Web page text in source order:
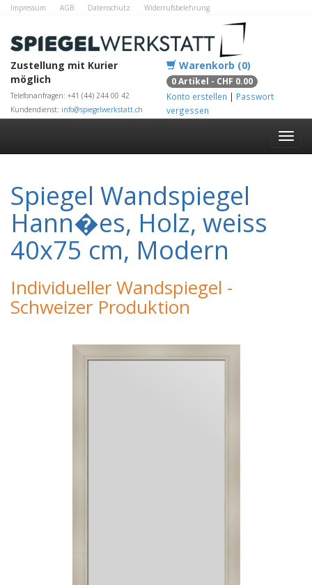
Impressum AGB Datenschutz
Widerrufsbelehrung
Zustellung mit Kurier
möglich
Telefonanfragen: +41 (44) 244 00 42
Kundendienst: info@spiegelwerkstatt.ch
Warenkorb (0)
0 Artikel - CHF 0.00
Konto erstellen | Passwort
vergessen
Spiegel Wandspiegel
Hann�es, Holz, weiss
40x75 cm, Modern
Individueller Wandspiegel -
Schweizer Produktion